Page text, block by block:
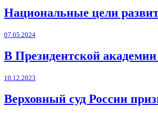
Национальные цели
07.05.2024
В Президентской
10.12.2023
Верховный суд России